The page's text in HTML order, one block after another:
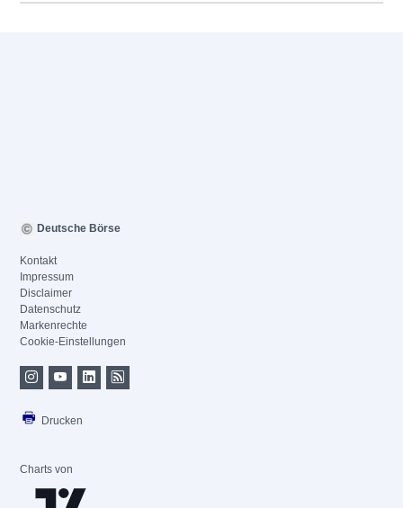
Deutsche Börse
Kontakt
Impressum
Disclaimer
Datenschutz
Markenrechte
Cookie-Einstellungen
Drucken
Charts von